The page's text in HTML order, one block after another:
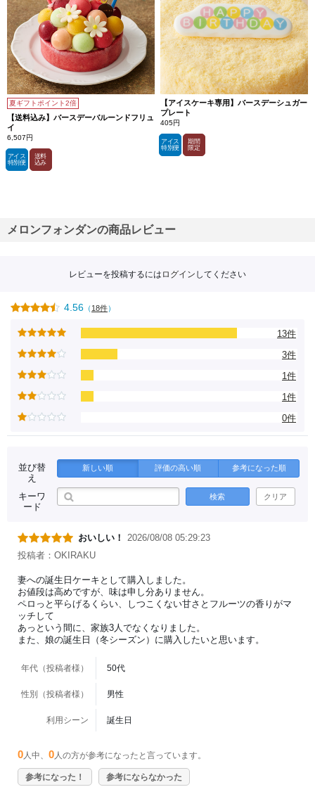
夏ギフトポイント2倍
【送料込み】バースデーバルーンドフリュ
イ
6,507円
アイス
特別便
送料
込み
【アイスケーキ専用】バースデーシュガー
プレート
405円
アイス
特別便
期間
限定
メロンフォンダンの商品レビュー
レビューを投稿するには ログイン してください
4.56 （18件）
13件
3件
1件
1件
0件
並び替
え
新しい順 評価の高い順 参考になった順
キーワ
ード
検索 クリア
おいしい！
2026/08/08 05:29:23
投稿者：OKIRAKU
妻への誕生日ケーキとして購入しました。
お値段は高めですが、味は申し分ありません。
ペロっと平らげるくらい、しつこくない甘さとフルーツの香りがマ
ッチして
あっという間に、家族3人でなくなりました。
また、娘の誕生日（冬シーズン）に購入したいと思います。
年代（投稿者様） 50代
性別（投稿者様） 男性
利用シーン 誕生日
0 人中、 0 人の方が参考になったと言っています。
参考になった！ 参考にならなかった